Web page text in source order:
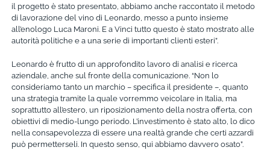
il progetto è stato presentato, abbiamo anche raccontato il metodo
di lavorazione del vino di Leonardo, messo a punto insieme
all’enologo Luca Maroni. E a Vinci tutto questo è stato mostrato alle
autorità politiche e a una serie di importanti clienti esteri”.
Leonardo è frutto di un approfondito lavoro di analisi e ricerca
aziendale, anche sul fronte della comunicazione. “Non lo
consideriamo tanto un marchio – specifica il presidente –, quanto
una strategia tramite la quale vorremmo veicolare in Italia, ma
soprattutto all’estero, un riposizionamento della nostra offerta, con
obiettivi di medio-lungo periodo. L’investimento è stato alto, lo dico
nella consapevolezza di essere una realtà grande che certi azzardi
può permetterseli. In questo senso, qui abbiamo davvero osato”.